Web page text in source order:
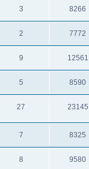
3 8266
2 7772
9 12561
5 8590
27 23145
7 8325
8 9580